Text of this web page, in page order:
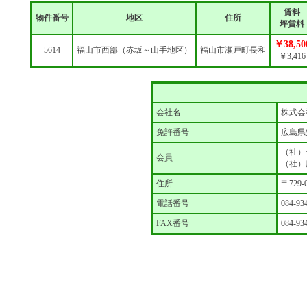
物件番号 地区 住所
賃料
坪賃料
5614 福山市西部（赤坂～山手地区） 福山市瀬戸町長和
￥
￥3,416
会社名 株式
免許番号 広島
会員
（社
（社
住所 〒729-
電話番号 084-
FAX番号 084-